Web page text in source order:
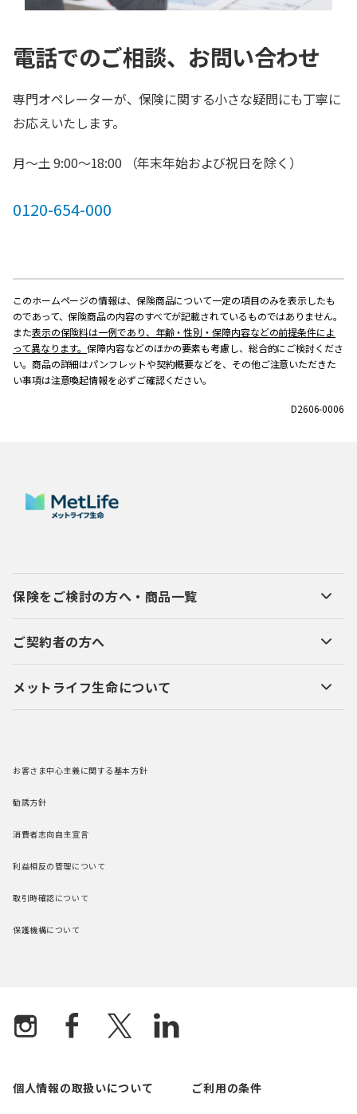
電話でのご相談、お問い合わせ
専門オペレーターが、保険に関する小さな疑問にも丁寧に
お応えいたします。
月～土 9:00～18:00 （年末年始および祝日を除く）
0120-654-000
このホームページの情報は、保険商品について一定の項目のみを表示したも
のであって、保険商品の内容のすべてが記載されているものではありません。
また表示の保険料は一例であり、年齢・性別・保障内容などの前提条件によ
って異なります。保障内容などのほかの要素も考慮し、総合的にご検討くださ
い。商品の詳細はパンフレットや契約概要などを、その他ご注意いただきた
い事項は注意喚起情報を必ずご確認ください。
D2606-0006
保険をご検討の方へ・商品一覧
ご契約者の方へ
メットライフ生命について
お客さま中心主義に関する基本方針
勧誘方針
消費者志向自主宣言
利益相反の管理について
取引時確認について
保護機構について
個人情報の取扱いについて ご利用の条件